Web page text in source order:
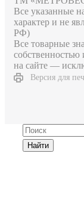
Все указанные
характер и не
РФ)
Все товарные
собственностью
на сайте —
Версия для
Найти